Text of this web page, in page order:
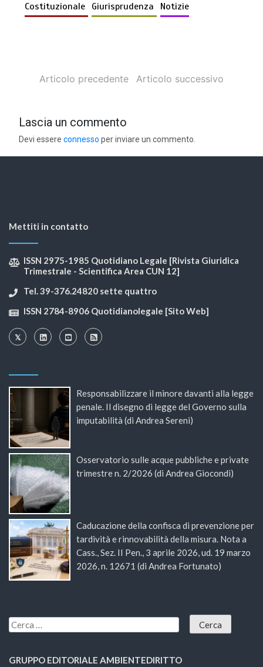
Costituzionale Giurisprudenza Notizie
Articolo precedente Articolo successivo
Lascia un commento
Devi essereconnesso per inviare un commento.
Mettiti in contatto
ISSN 2975-1985 Quotidiano Legale [Rivista Giuridica
Trimestrale - Scientifica Area CUN 12]
Tel. 39-376.24820 sette quattro
ISSN 2784-8906 Quotidianolegale [Sito Web]
Responsabilizzare il minore davanti alla legge
penale. Il disegno di legge del Governo sulla
imputabilità (di Andrea Sereni)
Osservatorio sulle acque pubbliche e private
trimestre n. 2/2026 (di Andrea Giocondi)
Caducazione della confisca di prevenzione per
tardività e rinnovabilità della misura. Nota a
Cass., Sez. II Pen., 3 aprile 2026, ud. 19 marzo
2026, n. 12671 (di Andrea Fortunato)
GRUPPO EDITORIALE AMBIENTEDIRITTO